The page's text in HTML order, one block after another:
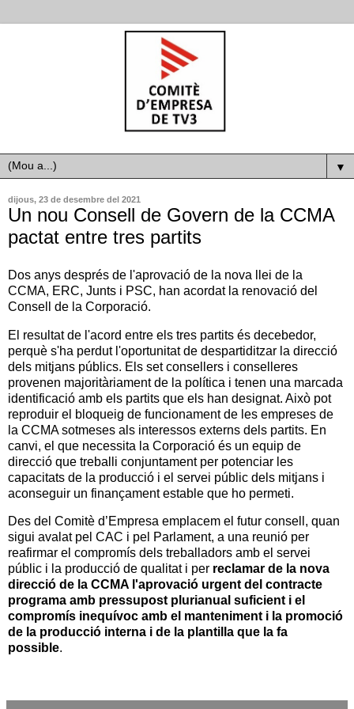
▼
dijous, 23 de desembre del 2021
Un nou Consell de Govern de la CCMA
pactat entre tres partits
Dos anys després de l'aprovació de la nova llei de la
CCMA, ERC, Junts i PSC, han acordat la renovació del
Consell de la Corporació.
El resultat de l'acord entre els tres partits és decebedor,
perquè s'ha perdut l'oportunitat de despartiditzar la direcció
dels mitjans públics. Els set consellers i conselleres
provenen majoritàriament de la política i tenen una marcada
identificació amb els partits que els han designat. Això pot
reproduir el bloqueig de funcionament de les empreses de
la CCMA sotmeses als interessos externs dels partits. En
canvi, el que necessita la Corporació és un equip de
direcció que treballi conjuntament per potenciar les
capacitats de la producció i el servei públic dels mitjans i
aconseguir un finançament estable que ho permeti.
Des del Comitè d’Empresa emplacem el futur consell, quan
sigui avalat pel CAC i pel Parlament, a una reunió per
reafirmar el compromís dels treballadors amb el servei
públic i la producció de qualitat i per reclamar de la nova
direcció de la CCMA l'aprovació urgent del contracte
programa amb pressupost plurianual suficient i el
compromís inequívoc amb el manteniment i la promoció
de la producció interna i de la plantilla que la fa
possible.